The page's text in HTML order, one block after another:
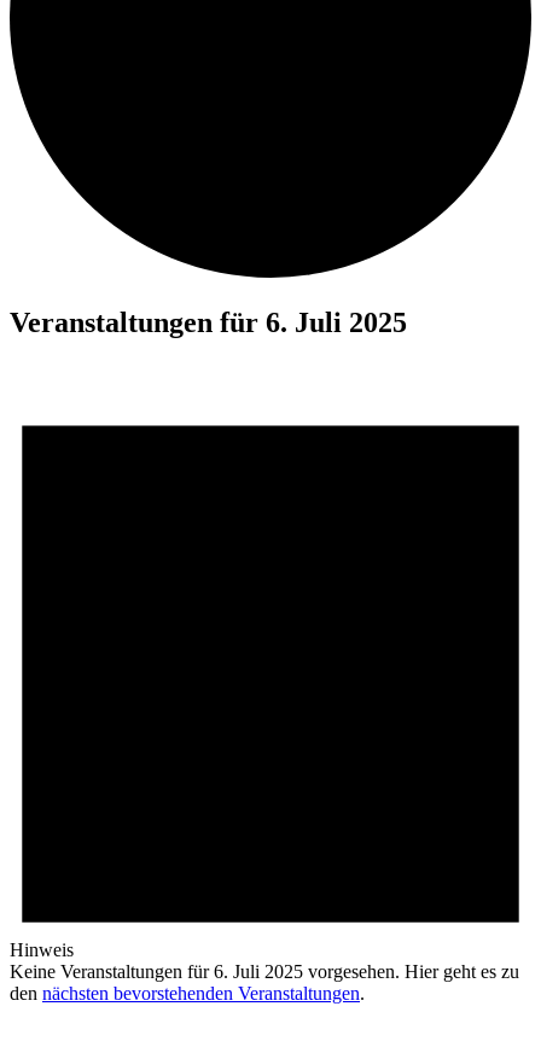
Veranstaltungen für 6. Juli 2025
Hinweis
Keine Veranstaltungen für 6. Juli 2025 vorgesehen. Hier geht es zu
den nächsten bevorstehenden Veranstaltungen.